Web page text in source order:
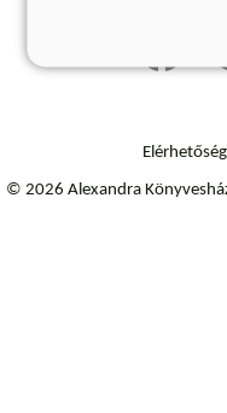
© 2026 Alexandra